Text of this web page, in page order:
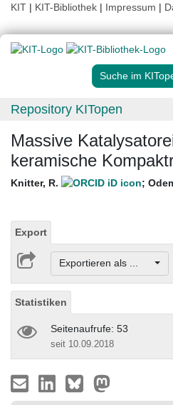
KIT | KIT-Bibliothek | Impressum |
Suche im
Repository KITopen
Massive
keramische
Knitter, R. ;
Export
Exportieren als ...
Statistiken
Seitenaufrufe: 53
seit 10.09.2018